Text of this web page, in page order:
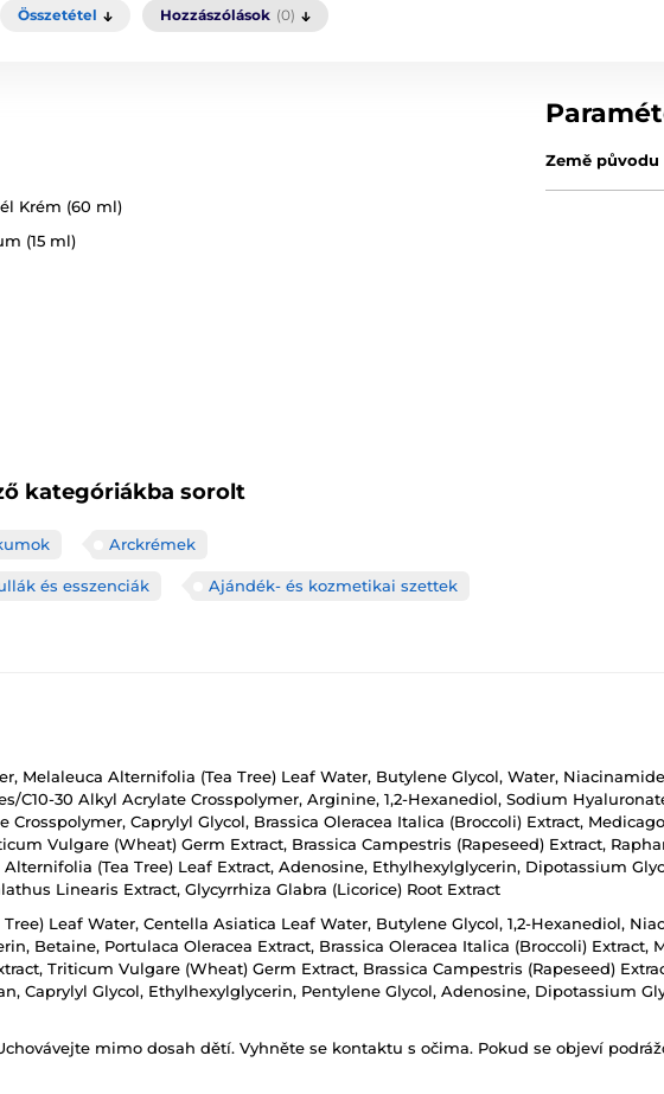
Összetétel Hozzászólások (0)
Krém (60 ml)
(15 ml)
kategóriákba sorolt
Arckrémek
és esszenciák Ajándék- és kozmetikai szettek
Země původu
Melaleuca Alternifolia (Tea Tree) Leaf Water, Butylene Glycol, Water,
C10-30 Alkyl Acrylate Crosspolymer, Arginine, 1,2-Hexanediol, Sodium
Caprylyl Glycol, Brassica Oleracea Italica (Broccoli) Extract,
Vulgare (Wheat) Germ Extract, Brassica Campestris (Rapeseed) Extract,
(Tea Tree) Leaf Extract, Adenosine, Ethylhexylglycerin, Dipotassium
Linearis Extract, Glycyrrhiza Glabra (Licorice) Root Extract
Leaf Water, Centella Asiatica Leaf Water, Butylene Glycol, 1,2-Hexanediol,
Betaine, Portulaca Oleracea Extract, Brassica Oleracea Italica (Broccoli) Extract,
Triticum Vulgare (Wheat) Germ Extract, Brassica Campestris (Rapeseed)
Caprylyl Glycol, Ethylhexylglycerin, Pentylene Glycol, Adenosine, Dipotassium
mimo dosah dětí. Vyhněte se kontaktu s očima. Pokud se objeví